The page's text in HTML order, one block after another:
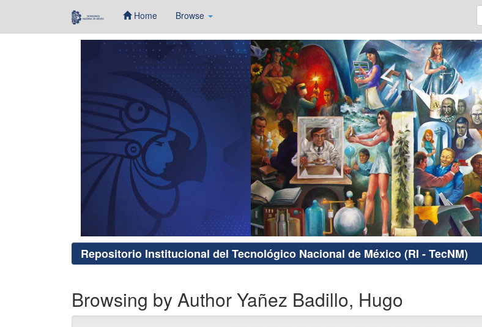
Home Browse
Repositorio Institucional del Tecnológico Nacional de México (RI - TecNM)
Browsing by Author Yañez Badillo, Hugo